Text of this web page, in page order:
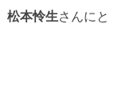
松本怜生さんにと